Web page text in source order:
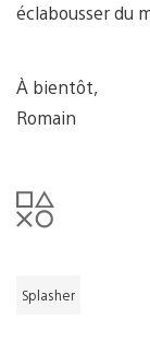
éclabousser du
À bientôt,
Romain
Splasher